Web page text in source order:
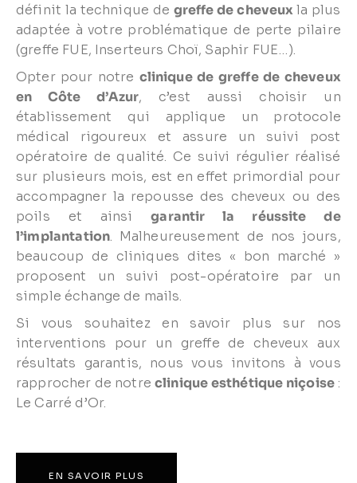
définit la technique de greffe de cheveuxla plus
adaptée à votre problématique de perte pilaire
(greffe FUE, Inserteurs Choï, Saphir FUE…).
Opter pour notre clinique de greffe de cheveux
en Côte d’Azur, c’est aussi choisir un
établissement qui applique un protocole
médical rigoureux et assure un suivi post
opératoire de qualité. Ce suivi régulier réalisé
sur plusieurs mois, est en effet primordial pour
accompagner la repousse des cheveux ou des
poils et ainsigarantir la réussite de
l’implantation. Malheureusement de nos jours,
beaucoup de cliniques dites « bon marché »
proposent un suivi post-opératoire par un
simple échange de mails.
Si vous souhaitez en savoir plus sur nos
interventions pour un greffe de cheveux aux
résultats garantis, nous vous invitons à vous
rapprocher de notre clinique esthétique niçoise:
Le Carré d’Or.
EN SAVOIR PLUS